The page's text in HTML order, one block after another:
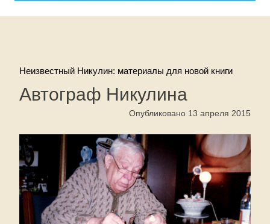
Неизвестный Никулин: материалы для новой книги
Автограф Никулина
Опубликовано 13 апреля 2015